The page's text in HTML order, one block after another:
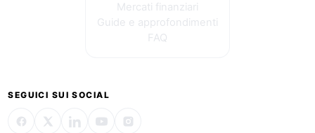
Mercati finanziari
Guide e approfondimenti
FAQ
SEGUICI SUI SOCIAL